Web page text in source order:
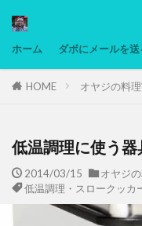
ホーム ダボにメールを送
HOME オヤジの料
低温調理に使う器
2014/03/15
オヤジ
低温調理・スロークッカ
タグ
マレーシア動画
備忘録
動画